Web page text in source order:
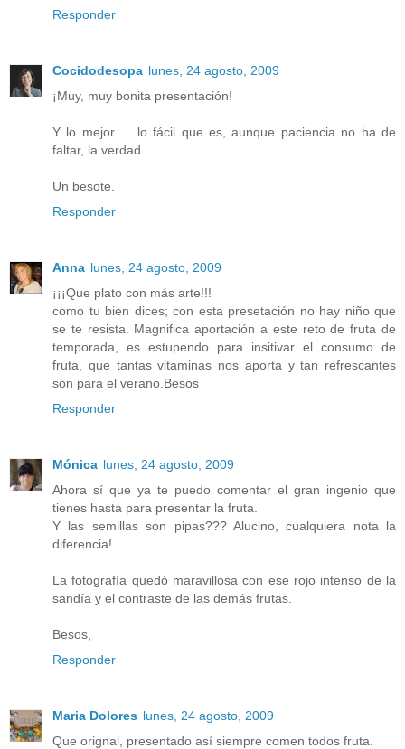
Responder
Cocidodesopa lunes, 24 agosto, 2009
¡Muy, muy bonita presentación!
Y lo mejor ... lo fácil que es, aunque paciencia no ha de
faltar, la verdad.
Un besote.
Responder
Anna lunes, 24 agosto, 2009
¡¡¡Que plato con más arte!!!
como tu bien dices; con esta presetación no hay niño que
se te resista. Magnifica aportación a este reto de fruta de
temporada, es estupendo para insitivar el consumo de
fruta, que tantas vitaminas nos aporta y tan refrescantes
son para el verano.Besos
Responder
Mónica lunes, 24 agosto, 2009
Ahora sí que ya te puedo comentar el gran ingenio que
tienes hasta para presentar la fruta.
Y las semillas son pipas??? Alucino, cualquiera nota la
diferencia!
La fotografía quedó maravillosa con ese rojo intenso de la
sandía y el contraste de las demás frutas.
Besos,
Responder
Maria Dolores lunes, 24 agosto, 2009
Que orignal, presentado así siempre comen todos fruta.